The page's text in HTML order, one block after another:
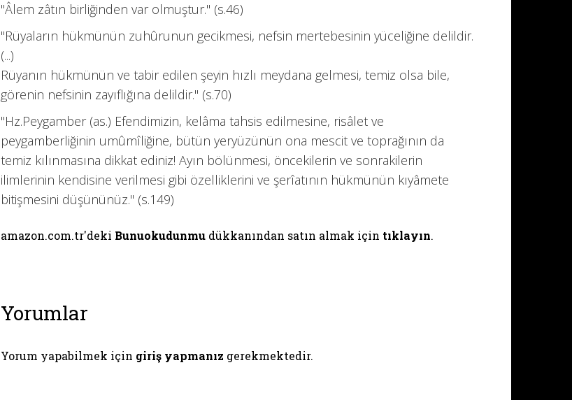
"Âlem zâtın birliğinden var olmuştur." (s.46)
"Rüyaların hükmünün zuhûrunun gecikmesi, nefsin mertebesinin yüceliğine delildir.
(...)
Rüyanın hükmünün ve tabir edilen şeyin hızlı meydana gelmesi, temiz olsa bile,
görenin nefsinin zayıflığına delildir." (s.70)
"Hz.Peygamber (as.) Efendimizin, kelâma tahsis edilmesine, risâlet ve
peygamberliğinin umûmîliğine, bütün yeryüzünün ona mescit ve toprağının da
temiz kılınmasına dikkat ediniz! Ayın bölünmesi, öncekilerin ve sonrakilerin
ilimlerinin kendisine verilmesi gibi özelliklerini ve şerîatının hükmünün kıyâmete
bitişmesini düşününüz." (s.149)
amazon.com.tr'deki Bunuokudunmu dükkanından satın almak için tıklayın.
Yorumlar
Yorum yapabilmek için giriş yapmanız gerekmektedir.